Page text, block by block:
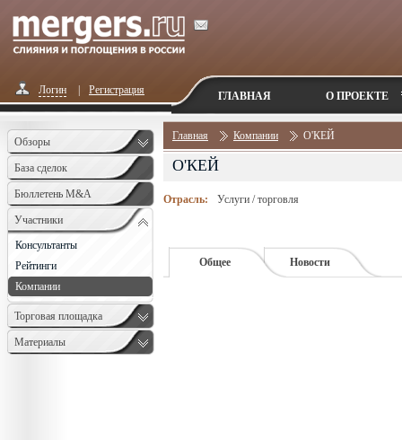
Логин Регистрация ГЛАВНАЯ О ПРОЕКТЕ
Обзоры
База сделок
Бюллетень M&A
Monthly
Участники
Консультанты
Рейтинги
Компании
Торговая площадка
Материалы
Главная Компании О'КЕЙ
О'КЕЙ
Отрасль: Услуги / торговля
Общее Новости